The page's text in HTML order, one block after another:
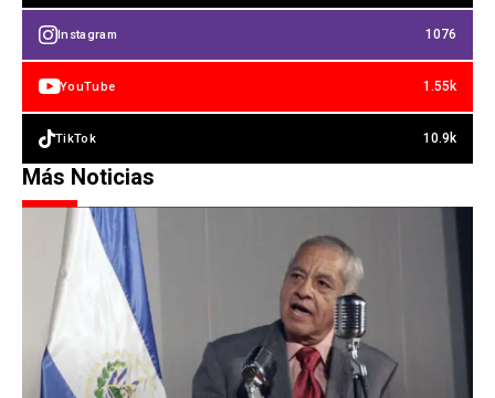
Instagram 1076
YouTube 1.55k
TikTok 10.9k
Más Noticias